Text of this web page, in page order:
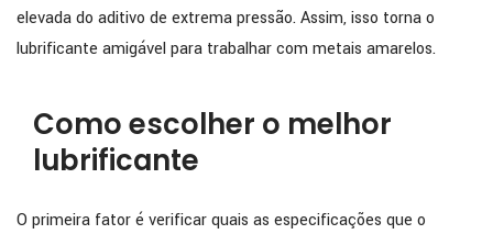
elevada do aditivo de extrema pressão. Assim, isso torna o
lubrificante amigável para trabalhar com metais amarelos.
Como escolher o melhor
lubrificante
O primeira fator é verificar quais as especificações que o